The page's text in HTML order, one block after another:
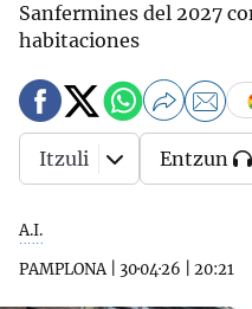
Sanfermines del 2027
habitaciones
A.I.
PAMPLONA| 30·04·26 20:21
Itzuli Entzun